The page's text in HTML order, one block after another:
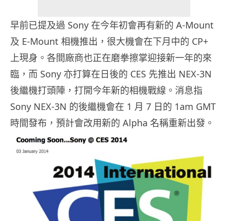
早前已提及過 Sony 在今年初會再有新的 A-Mount
及 E-Mount 相機推出，很大機會在下月中的 CP+
上現身。各間廠商也正在磨拳擦掌迎接新一年的來
臨，而 Sony 亦打算在日後的 CES 先推出 NEX-3N
後繼機打頭陣，打開今年新的相機戰線。消息指
Sony NEX-3N 的後繼機會在 1 月 7 日的 1am GMT
時間發布，預計會改用新的 Alpha 名稱重新出發。